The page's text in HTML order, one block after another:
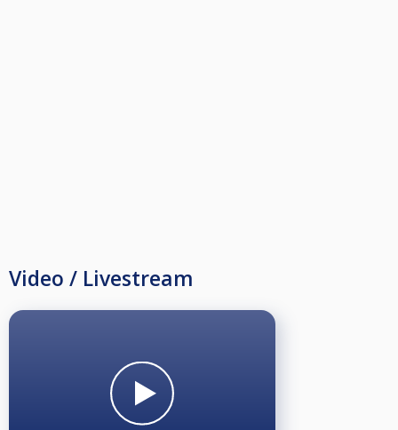
Video / Livestream